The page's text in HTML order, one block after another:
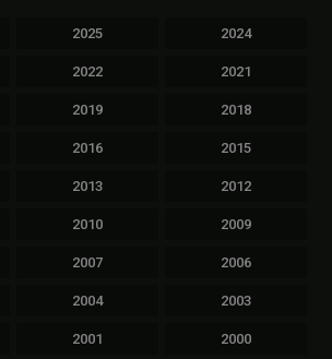
2025 2024
2022 2021
2019 2018
2016 2015
2013 2012
2010 2009
2007 2006
2004 2003
2001 2000